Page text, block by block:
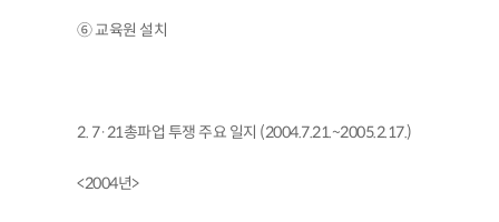
⑥ 교육원 설치
2. 7·21총파업 투쟁 주요 일지 (2004.7.21.~2005.2.17.)
<2004년>